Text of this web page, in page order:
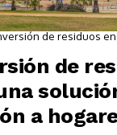
de residuos
de
a